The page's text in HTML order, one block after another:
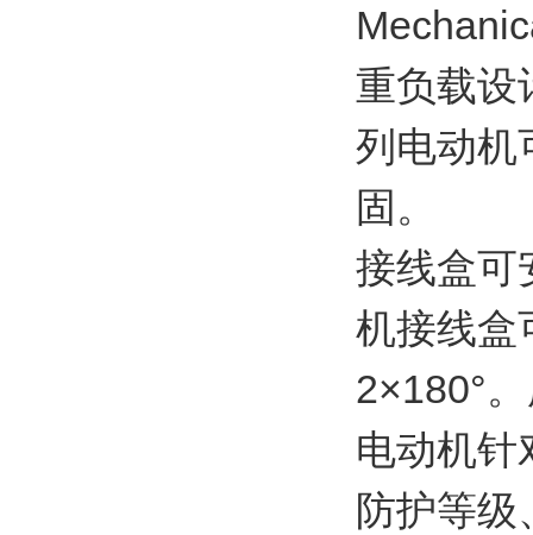
重负载设
列电动机
固。
接线盒可
机接线盒
2×180°
电动机针
防护等